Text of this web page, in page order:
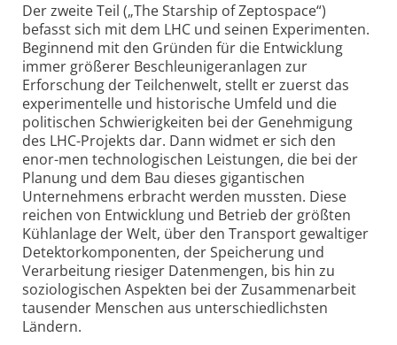
Der zweite Teil („The Starship of Zeptospace“)
befasst sich mit dem LHC und seinen Experimenten.
Beginnend mit den Gründen für die Entwicklung
immer größerer Beschleunigeranlagen zur
Erforschung der Teilchenwelt, stellt er zuerst das
experimentelle und historische Umfeld und die
politischen Schwierigkeiten bei der Genehmigung
des LHC-Projekts dar. Dann widmet er sich den
enor-men technologischen Leistungen, die bei der
Planung und dem Bau dieses gigantischen
Unternehmens erbracht werden mussten. Diese
reichen von Entwicklung und Betrieb der größten
Kühlanlage der Welt, über den Transport gewaltiger
Detektorkomponenten, der Speicherung und
Verarbeitung riesiger Datenmengen, bis hin zu
soziologischen Aspekten bei der Zusammenarbeit
tausender Menschen aus unterschiedlichsten
Ländern.